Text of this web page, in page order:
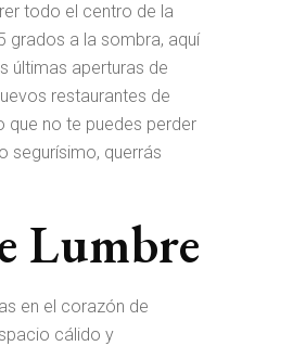
todo el centro de la
grados a la sombra, aquí
últimas aperturas de
restaurantes de
que no te puedes perder
segurísimo, querrás
Lumbre
en el corazón de
cálido y